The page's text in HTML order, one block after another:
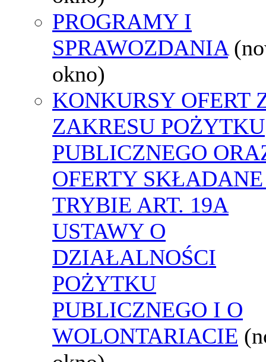
PROGRAMY I
SPRAWOZDANIA
okno)
KONKURSY OFERT
ZAKRESU POŻYTKU
PUBLICZNEGO
OFERTY
TRYBIE ART. 19A
USTAWY O
DZIAŁALNOŚCI
POŻYTKU
PUBLICZNEGO I O
WOLONTARIACIE